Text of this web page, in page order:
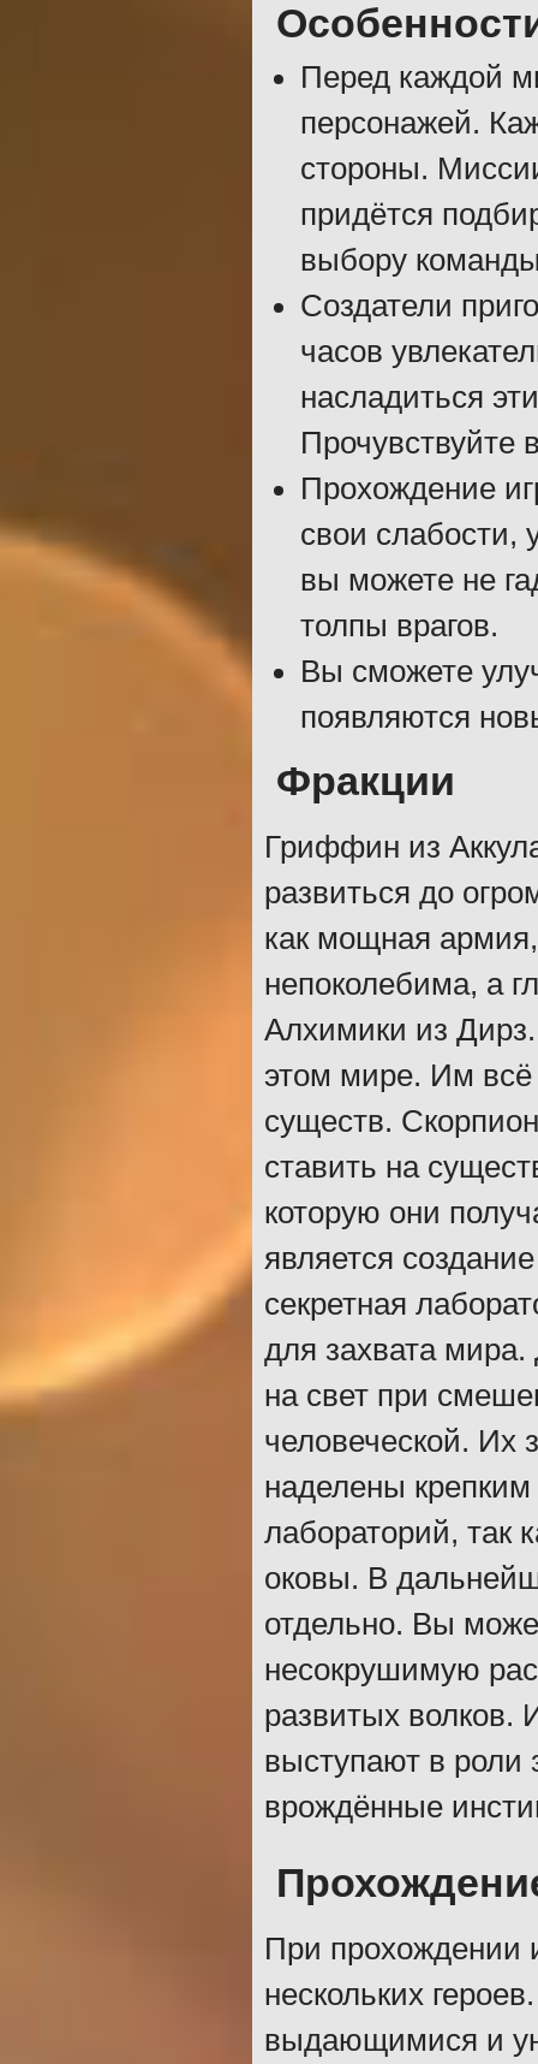
Перед каждой
персонажей.
стороны.
придётся
выбору
Создатели
часов
насладиться
Прочувствуйте
Прохождение
свои слабости,
вы можете не
толпы врагов.
Вы сможете
появляются
Фракции
Гриффин из
развиться до
как мощная
непоколебима, а
Алхимики из
этом мире. Им
существ.
ставить на
которую они
является
секретная
для захвата
на свет при
человеческой. Их
наделены
лабораторий, так
оковы. В
отдельно. Вы
несокрушимую
развитых волков.
выступают в
врождённые
При прохождении
нескольких
выдающимися и